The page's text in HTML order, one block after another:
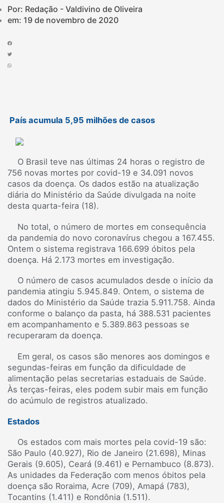
Por: Redação - Valdivino de Oliveira
em: 19 de novembro de 2020
País acumula 5,95 milhões de casos
O Brasil teve nas últimas 24 horas o registro de
756 novas mortes por covid-19 e 34.091 novos
casos da doença. Os dados estão na atualização
diária do Ministério da Saúde divulgada na noite
desta quarta-feira (18).
No total, o número de mortes em consequência
da pandemia do novo coronavírus chegou a 167.455.
Ontem o sistema registrava 166.699 óbitos pela
doença. Há 2.173 mortes em investigação.
O número de casos acumulados desde o início da
pandemia atingiu 5.945.849. Ontem, o sistema de
dados do Ministério da Saúde trazia 5.911.758. Ainda
conforme o balanço da pasta, há 388.531 pacientes
em acompanhamento e 5.389.863 pessoas se
recuperaram da doença.
Em geral, os casos são menores aos domingos e
segundas-feiras em função da dificuldade de
alimentação pelas secretarias estaduais de Saúde.
Às terças-feiras, eles podem subir mais em função
do acúmulo de registros atualizado.
Estados
Os estados com mais mortes pela covid-19 são:
São Paulo (40.927), Rio de Janeiro (21.698), Minas
Gerais (9.605), Ceará (9.461) e Pernambuco (8.873).
As unidades da Federação com menos óbitos pela
doença são Roraima, Acre (709), Amapá (783),
Tocantins (1.411) e Rondônia (1.511).